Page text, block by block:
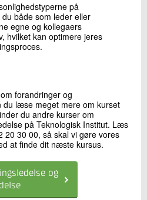
på
både som leder eller
egne og kollegaers
hvilket kan optimere jeres
forandringer og
du læse meget mere om kurset
du andre kurser om
på Teknologisk Institut. Læs
20 30 00, så skal vi gøre vores
at finde dit næste kursus.
og